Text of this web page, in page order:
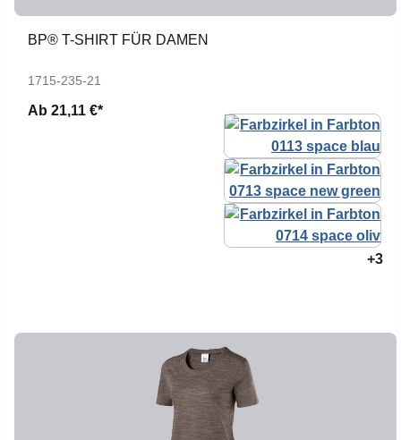
BP® T-SHIRT FÜR DAMEN
1715-235-21
Ab 21,11 €*
+3